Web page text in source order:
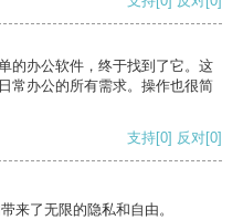
的办公软件，终于找到了它。这
常办公的所有需求。操作也很简
支持[0] 反对[0]
来了无限的隐私和自由。